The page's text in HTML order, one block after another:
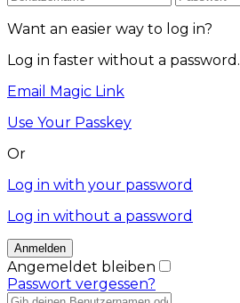
Want an easier way to log in?
Log in faster without a password.
Email Magic Link
Use Your Passkey
Or
Log in with your password
Log in without a password
Angemeldet bleiben
Passwort vergessen?